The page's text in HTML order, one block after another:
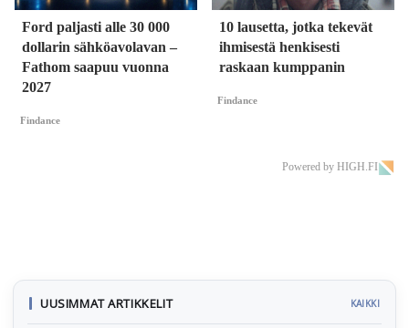
Ford paljasti alle 30 000
dollarin sähköavolavan –
Fathom saapuu vuonna
2027
Findance
10 lausetta, jotka tekevät
ihmisestä henkisesti
raskaan kumppanin
Findance
Powered by HIGH.FI
UUSIMMAT ARTIKKELIT KAIKKI